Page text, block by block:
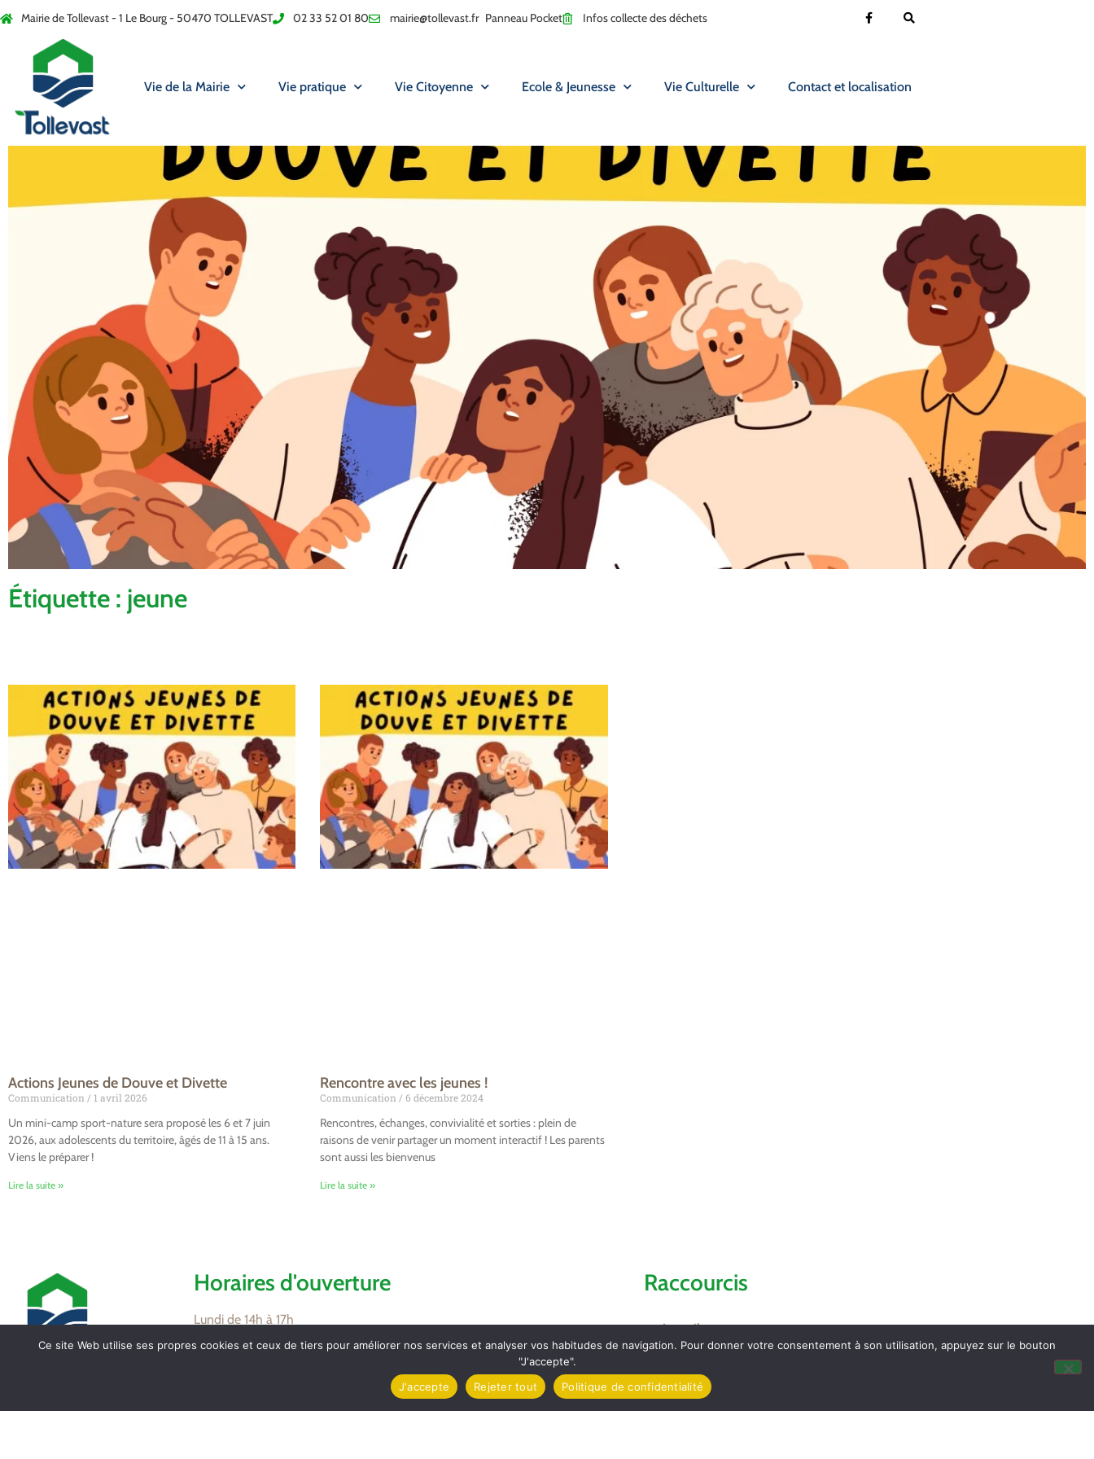
Mairie de Tollevast - 1 Le Bourg - 50470 TOLLEVAST 02 33 52 01 80 mairie@tollevast.fr Panneau Pocket Infos collecte des déchets
Vie de la Mairie Vie pratique Vie Citoyenne Ecole & Jeunesse Vie Culturelle Contact et localisation
Étiquette : jeune
Actions Jeunes de Douve et Divette
Communication 1 avril 2026
Un mini-camp sport-nature sera proposé les 6 et 7 juin
2026, aux adolescents du territoire, âgés de 11 à 15 ans.
Viens le préparer !
Lire la suite »
Rencontre avec les jeunes !
Communication 6 décembre 2024
Rencontres, échanges, convivialité et sorties : plein de
raisons de venir partager un moment interactif ! Les parents
sont aussi les bienvenus
Lire la suite »
Horaires d'ouverture
Lundi de 14h à 17h
Mardi de 16h à 18h
Raccourcis
Accueil
Contact et localisation
Ce site Web utilise ses propres cookies et ceux de tiers pour améliorer nos services et analyser vos habitudes de navigation. Pour donner votre consentement à son utilisation, appuyez sur le bouton
"J'accepte".
J'accepte
Rejeter tout Politique de confidentialité